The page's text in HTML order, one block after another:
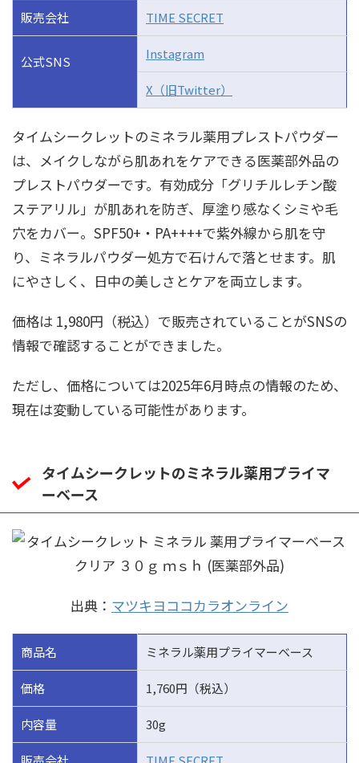
販売会社 TIME SECRET
公式SNS Instagram
X（旧Twitter）
タイムシークレットのミネラル薬用プレストパウダー
は、 メイクしながら肌あれをケアできる医薬部外品の
プレストパウダーです。 有効成分「グリチルレチン酸
ステアリル」が肌あれを防ぎ、厚塗り感なくシミや毛
穴をカバー。 SPF50+・PA++++で紫外線から肌を守
り、ミネラルパウダー処方で石けんで落とせます。 肌
にやさしく、日中の美しさとケアを両立します。
価格は 1,980円（税込）で販売されていることがSNSの
情報で確認することができました。
ただし、価格については2025年6月時点の情報のため、
現在は変動している可能性があります。
タイムシークレットのミネラル薬用プライマ
ーベース
出典： マツキヨココカラオンライン
商品名 ミネラル薬用プライマーベース
価格 1,760円（税込）
内容量 30g